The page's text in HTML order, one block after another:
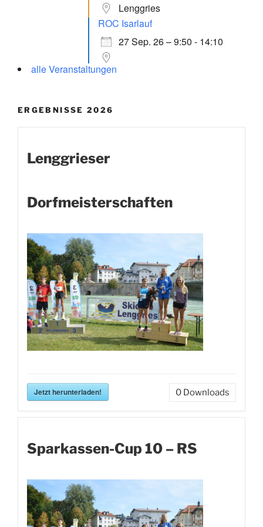
Lenggries
ROC Isarlauf
27 Sep. 26 – 9:50 - 14:10
alle Veranstaltungen
ERGEBNISSE 2026
Lenggrieser
Dorfmeisterschaften
Jetzt herunterladen! 0 Downloads
Sparkassen-Cup 10 – RS